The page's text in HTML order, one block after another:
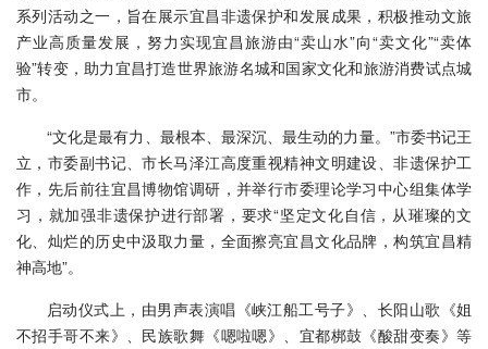
系列活动之一，旨在展示宜昌非遗保护和发展成果，积极推动文旅
产业高质量发展，努力实现宜昌旅游由“卖山水”向“卖文化”“卖体
验”转变，助力宜昌打造世界旅游名城和国家文化和旅游消费试点城
市。
“文化是最有力、最根本、最深沉、最生动的力量。”市委书记王
立，市委副书记、市长马泽江高度重视精神文明建设、非遗保护工
作，先后前往宜昌博物馆调研，并举行市委理论学习中心组集体学
习，就加强非遗保护进行部署，要求“坚定文化自信，从璀璨的文
化、灿烂的历史中汲取力量，全面擦亮宜昌文化品牌，构筑宜昌精
神高地”。
启动仪式上，由男声表演唱《峡江船工号子》、长阳山歌《姐
不招手哥不来》、民族歌舞《嗯啦嗯》、宜都梆鼓《酸甜变奏》等